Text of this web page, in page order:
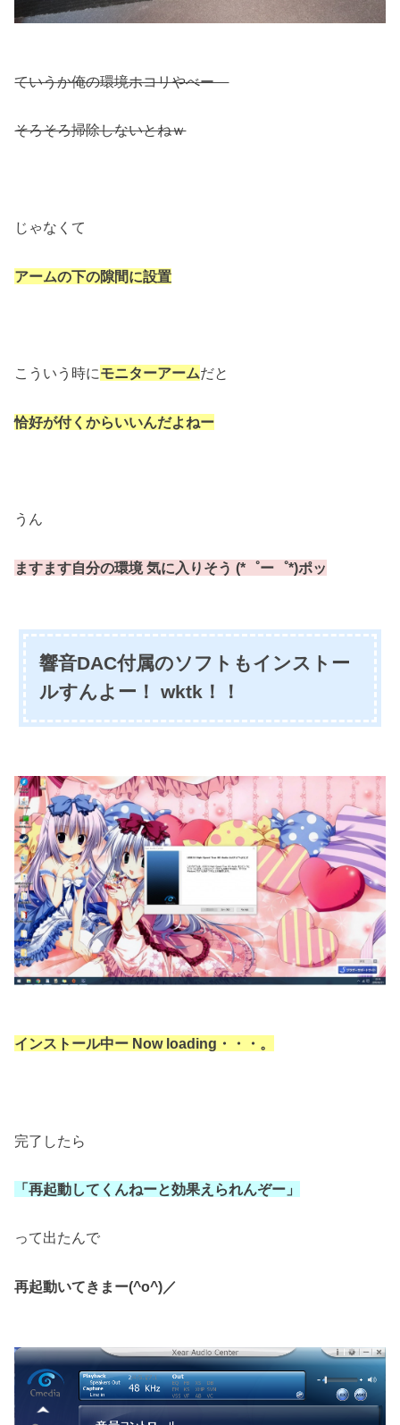
ていうか俺の環境ホコリやべー
そろそろ掃除しないとねｗ
じゃなくて
アームの下の隙間に設置
こういう時にモニターアームだと
恰好が付くからいいんだよねー
うん
ますます自分の環境 気に入りそう (*゜ー゜*)ポッ
響音DAC付属のソフトもインストー
ルすんよー！ wktk！！
インストール中ー Now loading・・・。
完了したら
「再起動してくんねーと効果えられんぞー」
って出たんで
再起動いてきまー(^o^)／